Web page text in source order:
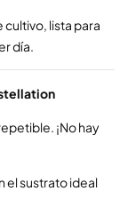
lista para
día.
¡No hay
el sustrato ideal